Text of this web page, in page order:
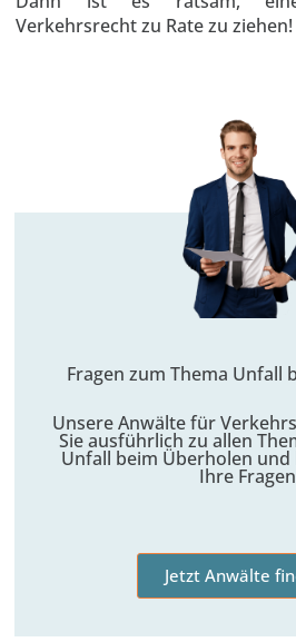
Verkehrsrecht zu Rate zu ziehen!
Fragen zum Thema Unfall
Unsere Anwälte für
Sie ausführlich zu allen
Unfall beim Überholen
Ihre
Jetzt Anwälte